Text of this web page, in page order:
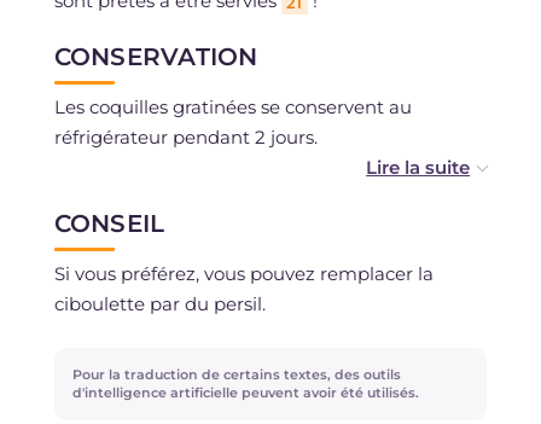
CONSERVATION
Les coquilles gratinées se conservent au
réfrigérateur pendant 2 jours.
CONSEIL
Si vous préférez, vous pouvez remplacer la
ciboulette par du persil.
Pour la traduction de certains textes, des outils
d'intelligence artificielle peuvent avoir été utilisés.